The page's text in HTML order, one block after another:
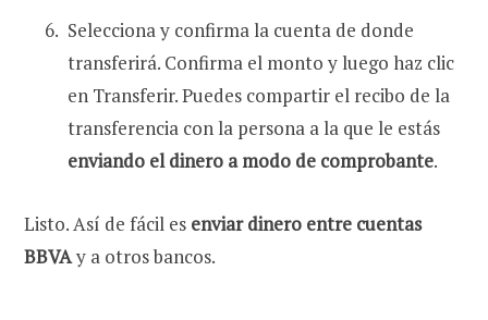
Selecciona y confirma la cuenta de donde
transferirá. Confirma el monto y luego haz clic
en Transferir. Puedes compartir el recibo de la
transferencia con la persona a la que le estás
enviando el dinero a modo de comprobante.
Listo. Así de fácil es enviar dinero entre cuentas
BBVAy a otros bancos.